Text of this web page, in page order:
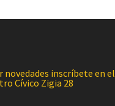
novedades inscríbete en el
Cívico Zigia 28